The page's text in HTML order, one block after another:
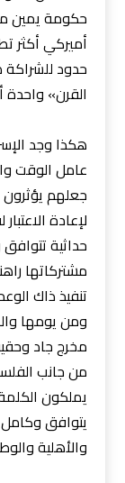
حكومة يمين
أميركي أكثر
حدود
القرن» واحدة
هكذا وجد
عامل الوقت
جعلهم
لإعادة
حداثية
مشتركاتها
تنفيذ ذاك
ومن يومها
مخرج جاد
من جانب
يملكون
يتوافق
والأهلية